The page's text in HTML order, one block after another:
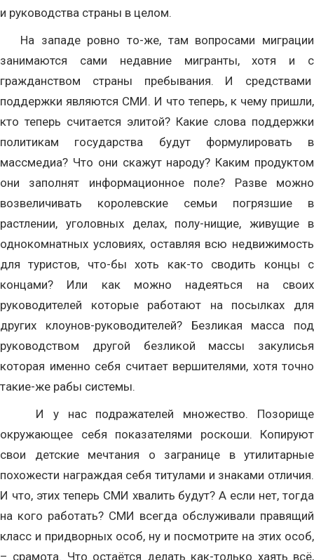
и руководства страны в целом.
На западе ровно то-же, там вопросами миграции
занимаются сами недавние мигранты, хотя и с
гражданством страны пребывания. И средствами
поддержки являются СМИ. И что теперь, к чему пришли,
кто теперь считается элитой? Какие слова поддержки
политикам государства будут формулировать в
массмедиа? Что они скажут народу? Каким продуктом
они заполнят информационное поле? Разве можно
возвеличивать королевские семьи погрязшие в
растлении, уголовных делах, полу-нищие, живущие в
однокомнатных условиях, оставляя всю недвижимость
для туристов, что-бы хоть как-то сводить концы с
концами? Или как можно надеяться на своих
руководителей которые работают на посылках для
других клоунов-руководителей? Безликая масса под
руководством другой безликой массы закулисья
которая именно себя считает вершителями, хотя точно
такие-же рабы системы.
И у нас подражателей множество. Позорище
окружающее себя показателями роскоши. Копируют
свои детские мечтания о загранице в утилитарные
похожести награждая себя титулами и знаками отличия.
И что, этих теперь СМИ хвалить будут? А если нет, тогда
на кого работать? СМИ всегда обслуживали правящий
класс и придворных особ, ну и посмотрите на этих особ,
– срамота. Что остаётся делать как-только хаять всё,